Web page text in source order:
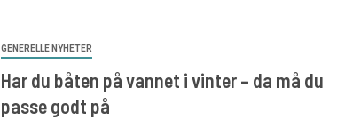
GENERELLE NYHETER
Har du båten på vannet i vinter – da må du
passe godt på